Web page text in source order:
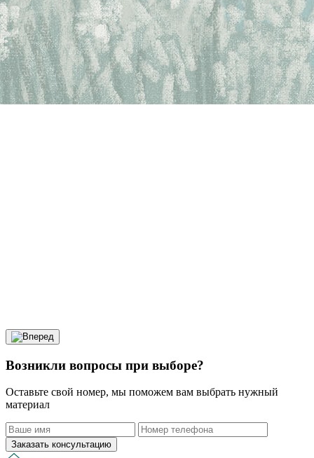
Возникли вопросы при выборе?
Оставьте свой номер, мы поможем вам выбрать нужный
материал
Заказать консультацию